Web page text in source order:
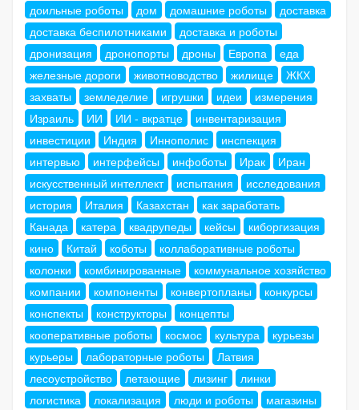
доильные роботы
дом домашние роботы
доставка
доставка беспилотниками
доставка и роботы
дронизация
дронопорты дроны Европа
еда
железные дороги
животноводство жилище
ЖКХ
захваты
земледелие игрушки идеи
измерения
Израиль
ИИ ИИ - вкратце
инвентаризация
инвестиции
Индия Иннополис
инспекция
интервью
интерфейсы инфоботы Ирак
Иран
искусственный интеллект
испытания
исследования
история
Италия Казахстан
как заработать
Канада
катера квадрупеды кейсы
киборгизация
кино
Китай коботы
коллаборативные роботы
колонки
комбинированные
коммунальное хозяйство
компании
компоненты конвертопланы
конкурсы
конспекты
конструкторы
концепты
кооперативные роботы
космос культура
курьезы
курьеры
лабораторные роботы
Латвия
лесоустройство
летающие лизинг
линки
логистика
локализация люди и роботы
магазины